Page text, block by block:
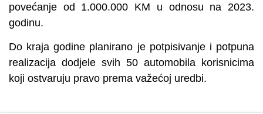
povećanje od 1.000.000 KM u odnosu na 2023.
godinu.
Do kraja godine planirano je potpisivanje i potpuna
realizacija dodjele svih 50 automobila korisnicima
koji ostvaruju pravo prema važećoj uredbi.